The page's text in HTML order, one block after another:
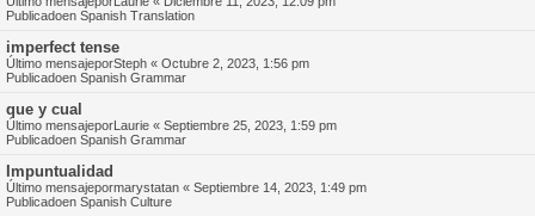
Publicadoen Spanish Translation
imperfect tense
Último mensajeporSteph « Octubre 2, 2023, 1:56 pm
Publicadoen Spanish Grammar
que y cual
Último mensajeporLaurie « Septiembre 25, 2023, 1:59 pm
Publicadoen Spanish Grammar
Impuntualidad
Último mensajepormarystatan « Septiembre 14, 2023, 1:49 pm
Publicadoen Spanish Culture